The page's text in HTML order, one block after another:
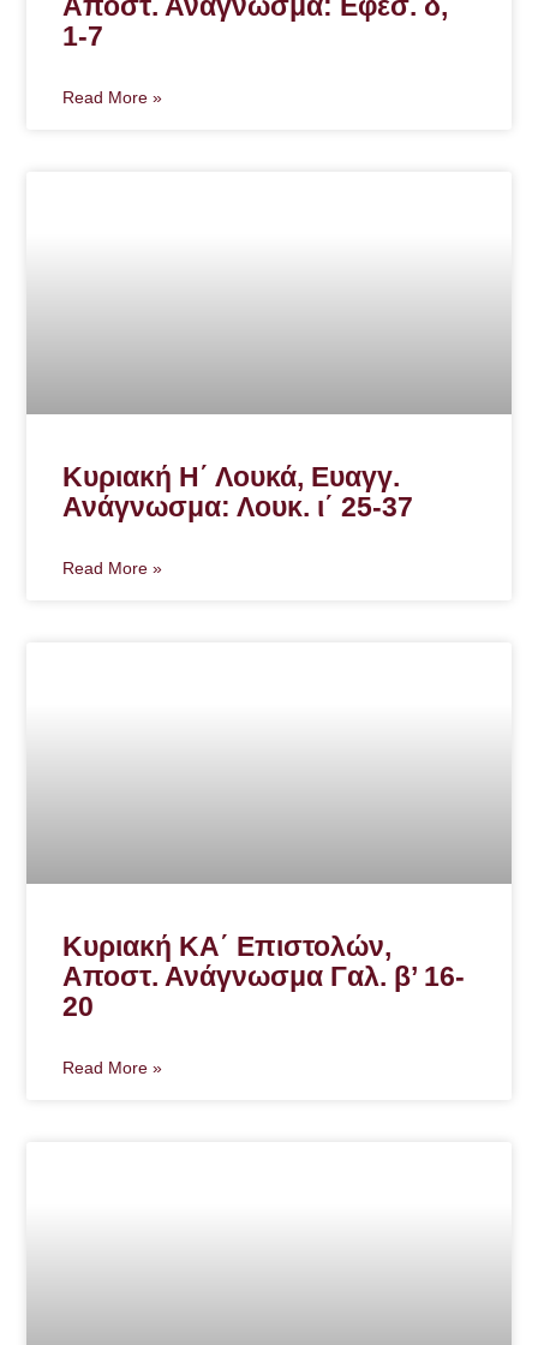
1-7
Read More »
Κυριακή Η΄ Λουκά, Ευαγγ.
Ανάγνωσμα: Λουκ. ι΄ 25-37
Read More »
Κυριακή ΚΑ΄ Επιστολών,
Αποστ. Ανάγνωσμα Γαλ. β’ 16-
20
Read More »